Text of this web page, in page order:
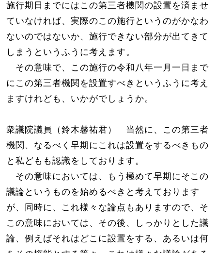
施行期日までにはこの第三者機関の設置を済ませ
ていなければ、実際のこの施行というのがかなわ
ないのではないか、施行できない部分が出てきて
しまうというふうに考えます。
その意味で、この施行の令和八年一月一日まで
にこの第三者機関を設置すべきというふうに考え
ますけれども、いかがでしょうか。
衆議院議員（鈴木馨祐君） 当然に、この第三者
機関、なるべく早期にこれは設置をするべきもの
と私どもも認識をしております。
その意味においては、もう極めて早期にそこの
議論というものを始めるべきと考えております
が、同時に、これ様々な論点もありますので、そ
この意味においては、その後、しっかりとした議
論、例えばそれはどこに設置をする、あるいは何